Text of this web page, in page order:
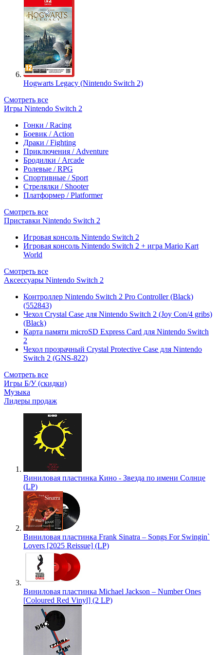
Hogwarts Legacy (Nintendo Switch 2)
Смотреть все
Игры Nintendo Switch 2
Гонки / Racing
Боевик / Action
Драки / Fighting
Приключения / Adventure
Бродилки / Arcade
Ролевые / RPG
Спортивные / Sport
Стрелялки / Shooter
Платформер / Platformer
Смотреть все
Приставки Nintendo Switch 2
Игровая консоль Nintendo Switch 2
Игровая консоль Nintendo Switch 2 + игра Mario Kart
World
Смотреть все
Аксессуары Nintendo Switch 2
Контроллер Nintendo Switch 2 Pro Controller (Black)
(552843)
Чехол Сrystal Сase для Nintendo Switch 2 (Joy Con/4 gribs)
(Black)
Карта памяти microSD Express Card для Nintendo Switch
2
Чехол прозрачный Crystal Protective Case для Nintendo
Switch 2 (GNS-822)
Смотреть все
Игры Б/У (скидки)
Музыка
Лидеры продаж
Виниловая пластинка Кино - Звезда по имени Солнце
(LP)
Виниловая пластинка Frank Sinatra – Songs For Swingin`
Lovers [2025 Reissue] (LP)
Виниловая пластинка Michael Jackson – Number Ones
[Coloured Red Vinyl] (2 LP)